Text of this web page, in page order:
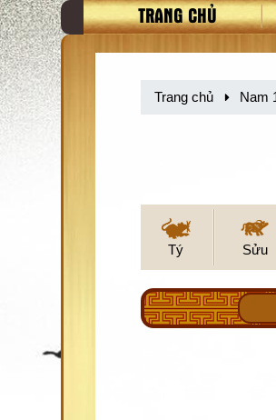
TRANG CHỦ
Trang chủ Nam
Tý Sửu